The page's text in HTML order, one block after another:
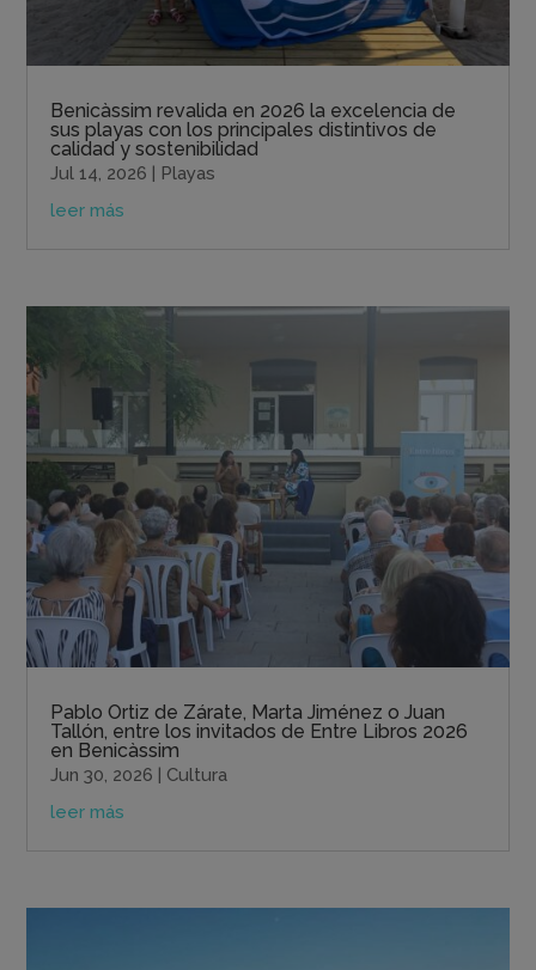
Benicàssim revalida en 2026 la excelencia de
sus playas con los principales distintivos de
calidad y sostenibilidad
Jul 14, 2026
Playas
leer más
Pablo Ortiz de Zárate, Marta Jiménez o Juan
Tallón, entre los invitados de Entre Libros 2026
en Benicàssim
Jun 30, 2026 | Cultura
leer más